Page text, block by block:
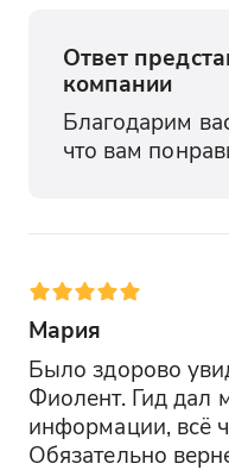
Ответ
компании
Благодарим
что вам
Мария
Было здорово
Фиолент. Гид дал
информации, всё
Обязательно